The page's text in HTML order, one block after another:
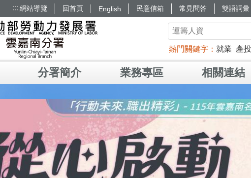
::: 網站導覽 回首頁 English 民意信箱 常見問答 雙語詞彙
熱門關鍵字 就業 產
分署簡介 業務專區 相關連結